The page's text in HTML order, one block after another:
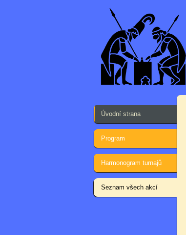
Úvodní strana
Program
Harmonogram turnajů
Seznam všech akcí